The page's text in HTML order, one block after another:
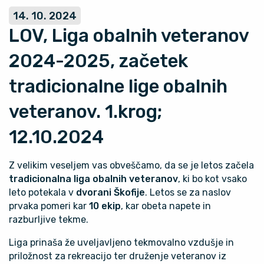
14. 10. 2024
LOV, Liga obalnih veteranov
2024-2025, začetek
tradicionalne lige obalnih
veteranov. 1.krog;
12.10.2024
Z velikim veseljem vas obveščamo, da se je letos začela
tradicionalna liga obalnih veteranov, ki bo kot vsako
leto potekala v dvorani Škofije. Letos se za naslov
prvaka pomeri kar 10 ekip, kar obeta napete in
razburljive tekme.
Liga prinaša že uveljavljeno tekmovalno vzdušje in
priložnost za rekreacijo ter druženje veteranov iz